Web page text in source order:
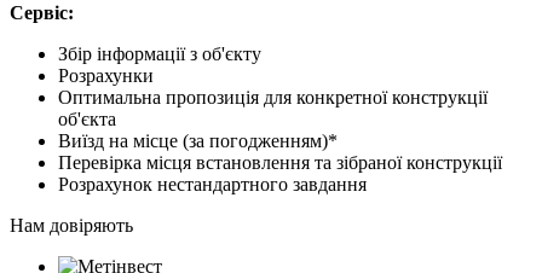
Сервіс:
Збір інформації з об'єкту
Розрахунки
Оптимальна пропозиція для конкретної конструкції
об'єкта
Виїзд на місце (за погодженням)*
Перевірка місця встановлення та зібраної конструкції
Розрахунок нестандартного завдання
Нам довіряють